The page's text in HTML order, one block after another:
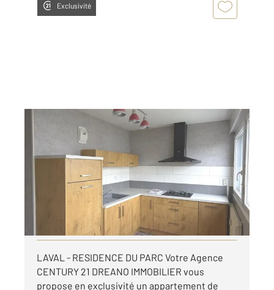
Exclusivité
LAVAL 53
, 4 pièces
Ref : 13189
Appartement T4 à louer
896 €
par mois charges comprises
Visiter le site dédié
LAVAL - RESIDENCE DU PARC Votre Agence
CENTURY 21 DREANO IMMOBILIER vous
propose en exclusivité un appartement de